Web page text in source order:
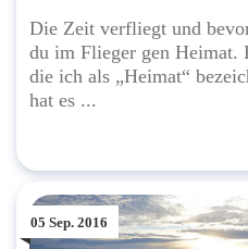
Die Zeit verfliegt und
du im Flieger gen Heimat.
die ich als „Heimat“
hat es ...
05 Sep. 2016